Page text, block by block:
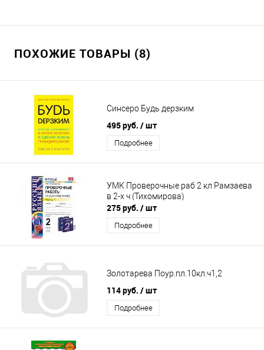
ПОХОЖИЕ ТОВАРЫ (8)
Синсеро Будь дерзким
495 руб. / шт
Подробнее
УМК Проверочные раб 2 кл Рамзаева
в 2-х ч (Тихомирова)
275 руб. / шт
Подробнее
Золотарева Поур.пл.10кл.ч1,2
114 руб. / шт
Подробнее